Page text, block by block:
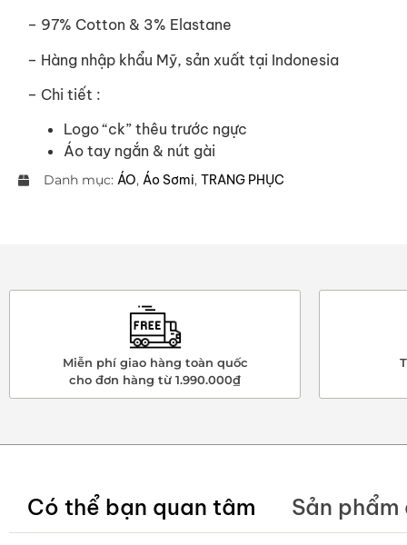
– 97% Cotton & 3% Elastane
– Hàng nhập khẩu Mỹ, sản xuất tại Indonesia
– Chi tiết :
Logo “ck” thêu trước ngực
Áo tay ngắn & nút gài
Danh mục: ÁO, Áo Sơmi, TRANG PHỤC
Miễn phí giao hàng toàn quốc
cho đơn hàng từ 1.990.000₫
Có thể bạn quan tâm Sản phẩm